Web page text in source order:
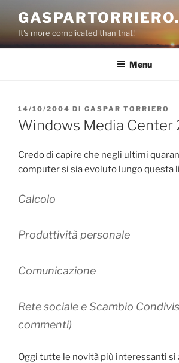
contenuto
It's more complicated than that!
Menu
PUBBLICATO
IL
14/10/2004 DI GASPAR TORRIERO
Windows Media Center
Credo di capire che negli ultimi
computer si sia evoluto lungo questa
Calcolo
Produttività personale
Comunicazione
Rete sociale eScambio
commenti)
Oggi tutte le novità più interessanti si